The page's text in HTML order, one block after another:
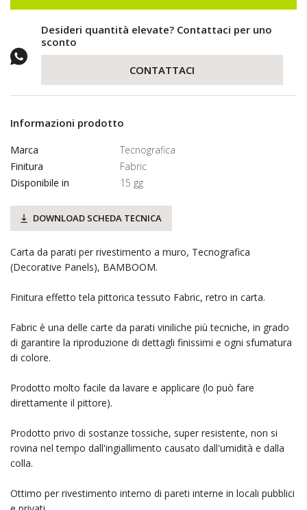
Desideri quantità elevate? Contattaci per uno
sconto
CONTATTACI
Informazioni prodotto
Marca
Tecnografica
Finitura
Fabric
Disponibile in
15 gg
DOWNLOAD SCHEDA TECNICA
Carta da parati per rivestimento a muro, Tecnografica
(Decorative Panels), BAMBOOM.
Finitura effetto tela pittorica tessuto Fabric, retro in carta.
Fabric è una delle carte da parati viniliche più tecniche, in grado
di garantire la riproduzione di dettagli finissimi e ogni sfumatura
di colore.
Prodotto molto facile da lavare e applicare (lo può fare
direttamente il pittore).
Prodotto privo di sostanze tossiche, super resistente, non si
rovina nel tempo dall'ingiallimento causato dall'umidità e dalla
colla.
Ottimo per rivestimento interno di pareti interne in locali pubblici